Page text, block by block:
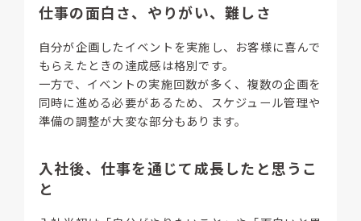
仕事の面白さ、やりがい、難しさ
自分が企画したイベントを実施し、お客様に喜んで
もらえたときの達成感は格別です。
一方で、イベントの実施回数が多く、複数の企画を
同時に進める必要があるため、スケジュール管理や
準備の調整が大変な部分もあります。
入社後、仕事を通じて成長したと思うこ
と